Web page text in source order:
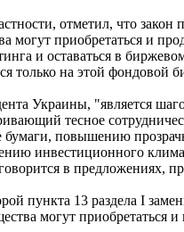
отметил, что закон
могут приобретаться и
и оставаться в
только на этой фондовой
Украины, "является
тесное
повышению
инвестиционного
в предложениях,
пункта 13 раздела I
могут приобретаться